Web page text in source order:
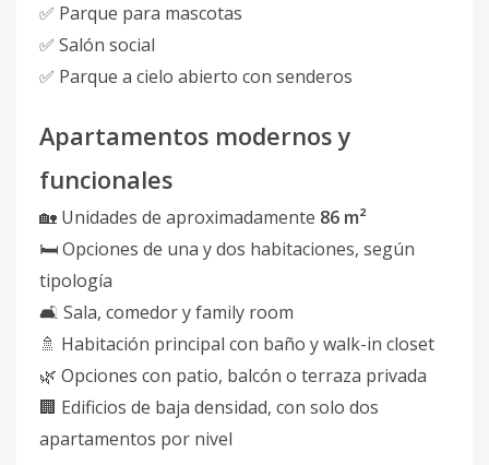
✅ Parque para mascotas
✅ Salón social
✅ Parque a cielo abierto con senderos
Apartamentos modernos y
funcionales
🏡 Unidades de aproximadamente 86 m²
🛏️ Opciones de una y dos habitaciones, según
tipología
🛋️ Sala, comedor y family room
🚿 Habitación principal con baño y walk-in closet
🌿 Opciones con patio, balcón o terraza privada
🏢 Edificios de baja densidad, con solo dos
apartamentos por nivel